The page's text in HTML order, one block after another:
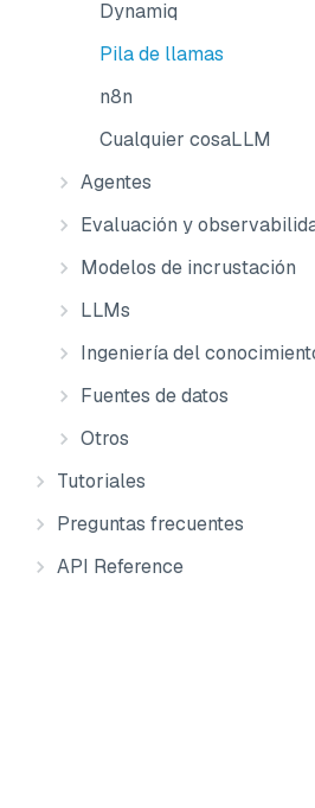
Dynamiq
Pila de llamas
n8n
Cualquier cosaLLM
Agentes
Evaluación y
Modelos de incrustación
LLMs
Ingeniería del conocimiento
Fuentes de datos
Otros
Tutoriales
Preguntas frecuentes
API Reference